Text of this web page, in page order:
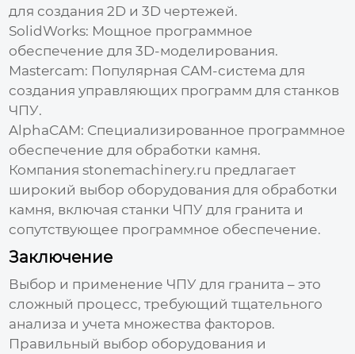
для создания 2D и 3D чертежей.
SolidWorks: Мощное программное
обеспечение для 3D-моделирования.
Mastercam: Популярная CAM-система для
создания управляющих программ для станков
ЧПУ.
AlphaCAM: Специализированное программное
обеспечение для обработки камня.
Компанияstonemachinery.ru предлагает
широкий выбор оборудования для обработки
камня, включая станки ЧПУ для гранита и
сопутствующее программное обеспечение.
Заключение
Выбор и применение ЧПУ для гранита – это
сложный процесс, требующий тщательного
анализа и учета множества факторов.
Правильный выбор оборудования и